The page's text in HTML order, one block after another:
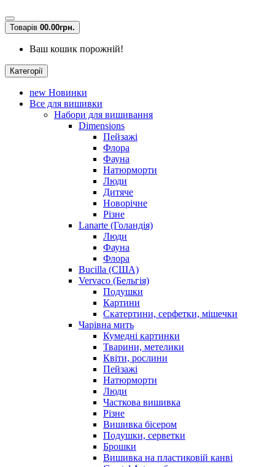
Товарів 00.00грн.
Ваш кошик порожній!
Категорії
new Новинки
Все для вишивки
Набори для вишивання
Dimensions
Пейзажі
Флора
Фауна
Натюрморти
Люди
Дитяче
Новорічне
Різне
Lanarte (Голандія)
Люди
Фауна
Флора
Bucilla (США)
Vervaco (Бельгія)
Подушки
Картини
Скатертини, серфетки, мішечки
Чарiвна мить
Кумедні картинки
Тварини, метелики
Квіти, рослини
Пейзажі
Натюрморти
Люди
Часткова вишивка
Різне
Вишивка бісером
Подушки, серветки
Брошки
Вишивка на пластиковій канві